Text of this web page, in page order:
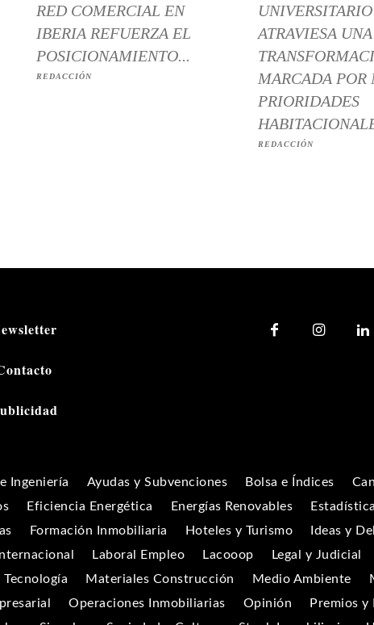
RED COMERCIAL EN
IBERIA REFUERZA EL
POSICIONAMIENTO...
REDACCIÓN
UNIVERSITARIO
ATRAVIESA UNA
MARCADA POR
PRIORIDADES
REDACCIÓN
Ingeniería Ayudas y Subvenciones Bolsa e Índices
Eficiencia Energética Energías Renovables
Formación Inmobiliaria Hoteles y Turismo Ideas y
Internacional Laboral Empleo Lacooop Legal y Judicial
Materiales Construcción Medio Ambiente
Operaciones Inmobiliarias Opinión
Premios